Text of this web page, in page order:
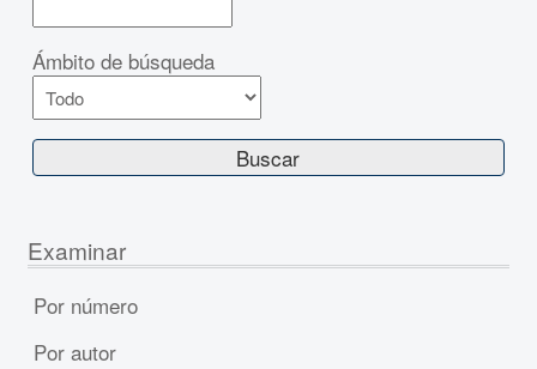
Ámbito de búsqueda
Examinar
Por número
Por autor